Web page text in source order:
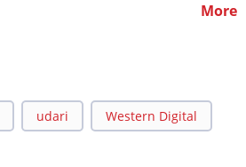
More
udari Western Digital